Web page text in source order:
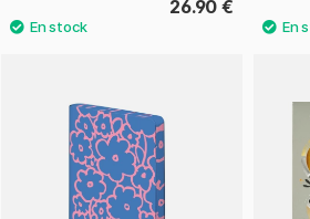
26.90 €